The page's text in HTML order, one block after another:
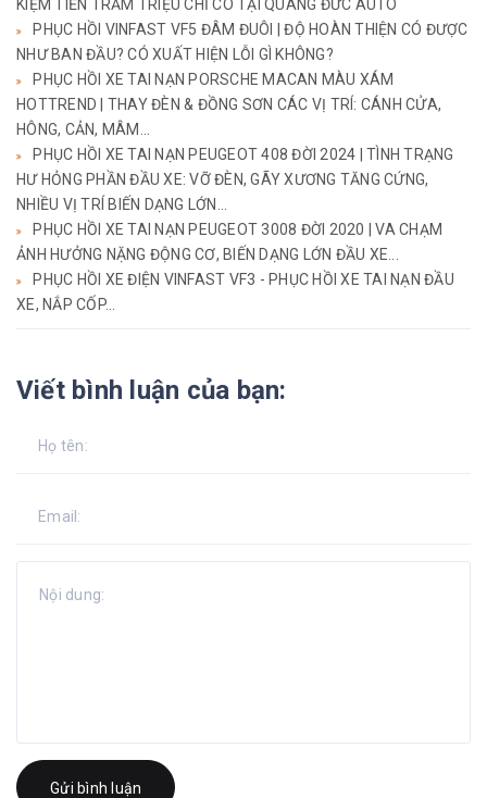
KIỆM TIỀN TRĂM TRIỆU CHỈ CÓ TẠI QUANG ĐỨC AUTO
PHỤC HỒI VINFAST VF5 ĐÂM ĐUÔI | ĐỘ HOÀN THIỆN CÓ ĐƯỢC
NHƯ BAN ĐẦU? CÓ XUẤT HIỆN LỖI GÌ KHÔNG?
PHỤC HỒI XE TAI NẠN PORSCHE MACAN MÀU XÁM
HOTTREND | THAY ĐÈN & ĐỒNG SƠN CÁC VỊ TRÍ: CÁNH CỬA,
HÔNG, CẢN, MÂM...
PHỤC HỒI XE TAI NẠN PEUGEOT 408 ĐỜI 2024 | TÌNH TRẠNG
HƯ HỎNG PHẦN ĐẦU XE: VỠ ĐÈN, GÃY XƯƠNG TĂNG CỨNG,
NHIỀU VỊ TRÍ BIẾN DẠNG LỚN...
PHỤC HỒI XE TAI NẠN PEUGEOT 3008 ĐỜI 2020 | VA CHẠM
ẢNH HƯỞNG NẶNG ĐỘNG CƠ, BIẾN DẠNG LỚN ĐẦU XE...
PHỤC HỒI XE ĐIỆN VINFAST VF3 - PHỤC HỒI XE TAI NẠN ĐẦU
XE, NẮP CỐP...
Viết bình luận của bạn:
Gửi bình luận